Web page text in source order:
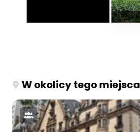
W okolicy tego miejsca